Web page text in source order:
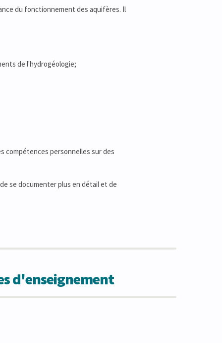
du fonctionnement des aquifères. Il
de l'hydrogéologie;
compétences personnelles sur des
se documenter plus en détail et de
d'enseignement